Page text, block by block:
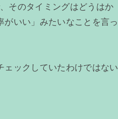
そのタイミングはどうはか
いい」みたいなことを言っ
ェックしていたわけではない